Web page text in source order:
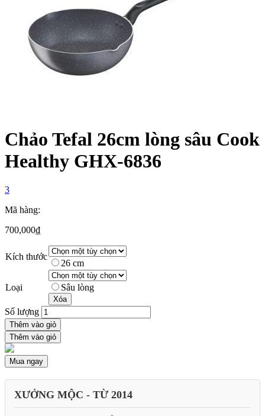
Chảo Tefal 26cm lòng sâu Cook
Healthy GHX-6836
3
Mã hàng:
700,000₫
Kích thước
26 cm
Loại Sâu lòng
Xóa
Số lượng
Thêm vào giỏ
Thêm vào giỏ
Mua ngay
XƯỞNG MỘC - TỪ 2014